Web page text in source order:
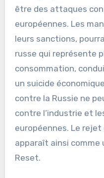
être des attaques
européennes. Les
leurs sanctions,
russe qui représente
consommation,
un suicide
contre la Russie ne
contre l’industrie et
européennes. Le rejet
apparaît ainsi comme
Reset.